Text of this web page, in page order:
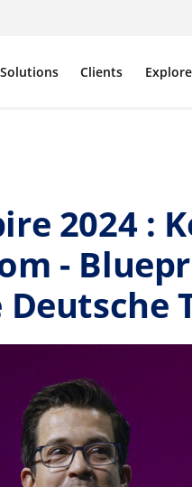
Solutions Clients
2024 :
-